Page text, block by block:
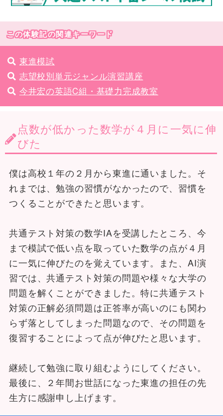
この体験記の関連キーワード
東進模試
志望校別単元ジャンル演習講座
今井宏の英語C組・基礎力完成教室
点数が低かった数学が４月に一気に伸
びた
僕は高校１年の２月から東進に通いました。そ
れまでは、勉強の習慣がなかったので、習慣を
つくることができたと思います。
共通テスト対策の数学IAを受講したところ、今
まで模試で低い点を取っていた数学の点が４月
に一気に伸びたのを覚えています。また、AI演
習では、共通テスト対策の問題や様々な大学の
問題を解くことができました。特に共通テスト
対策の正解必須問題は正答率が高いのにも関わ
らず落としてしまった問題なので、その問題を
復習することによって点が伸びたと思います。
継続して勉強に取り組むようにしてください。
最後に、２年間お世話になった東進の担任の先
生方に感謝申し上げます。